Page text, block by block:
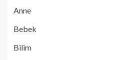
Anne
Bebek
Bilim